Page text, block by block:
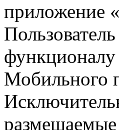
приложение
функционалу
Мобильного